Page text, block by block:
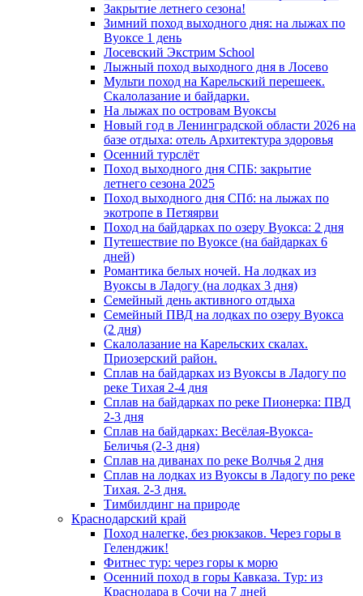
Закрытие летнего сезона!
Зимний поход выходного дня: на лыжах по
Вуоксе 1 день
Лосевский Экстрим School
Лыжный поход выходного дня в Лосево
Мульти поход на Карельский перешеек.
Скалолазание и байдарки.
На лыжах по островам Вуоксы
Новый год в Ленинградской области 2026 на
базе отдыха: отель Архитектура здоровья
Осенний турслёт
Поход выходного дня СПБ: закрытие
летнего сезона 2025
Поход выходного дня СПб: на лыжах по
экотропе в Петяярви
Поход на байдарках по озеру Вуокса: 2 дня
Путешествие по Вуоксе (на байдарках 6
дней)
Романтика белых ночей. На лодках из
Вуоксы в Ладогу (на лодках 3 дня)
Семейный день активного отдыха
Семейный ПВД на лодках по озеру Вуокса
(2 дня)
Скалолазание на Карельских скалах.
Приозерский район.
Сплав на байдарках из Вуоксы в Ладогу по
реке Тихая 2-4 дня
Сплав на байдарках по реке Пионерка: ПВД
2-3 дня
Сплав на байдарках: Весёлая-Вуокса-
Беличья (2-3 дня)
Сплав на диванах по реке Волчья 2 дня
Сплав на лодках из Вуоксы в Ладогу по реке
Тихая. 2-3 дня.
Тимбилдинг на природе
Краснодарский край
Поход налегке, без рюкзаков. Через горы в
Геленджик!
Фитнес тур: через горы к морю
Осенний поход в горы Кавказа. Тур: из
Краснодара в Сочи на 7 дней